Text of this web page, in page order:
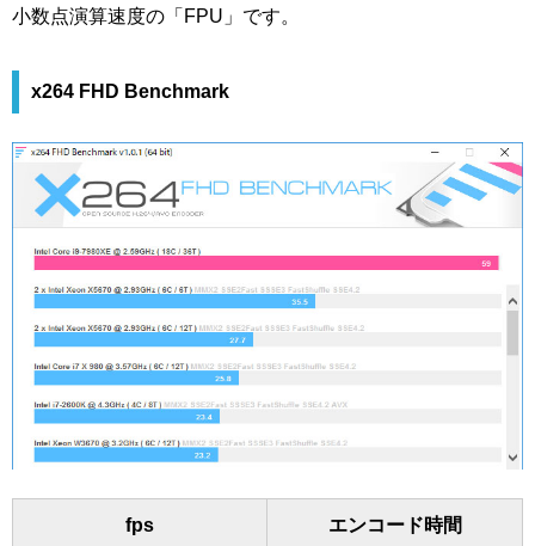
小数点演算速度の「FPU」です。
x264 FHD Benchmark
fps エンコード時間